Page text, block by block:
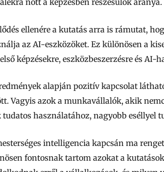
nőtt a képzésben részesülők aránya.
ellenére a kutatás arra is rámutat,
az AI-eszközöket. Ez különösen a
képzésekre, eszközbeszerzésre és
alapján pozitív kapcsolat
Vagyis azok a munkavállalók, akik
tudatos használatához, nagyobb eséllyel
intelligencia kapcsán ma
fontosnak tartom azokat a